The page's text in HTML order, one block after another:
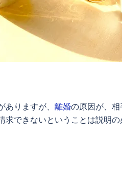
りますが、 離婚の原因が、
求できないということは説明の